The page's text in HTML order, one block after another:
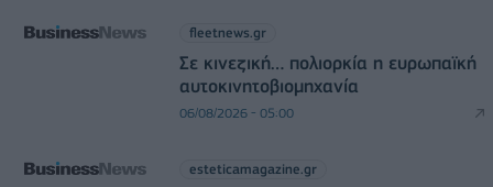
fleetnews.gr
Σε κινεζική… πολιορκία η ευρωπαϊκή
αυτοκινητοβιομηχανία
06/08/2026 - 05:00
esteticamagazine.gr